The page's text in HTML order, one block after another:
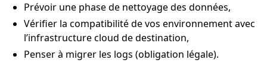
Prévoir une phase de nettoyage des données,
Vérifier la compatibilité de vos environnement avec
l’infrastructure cloud de destination,
Penser à migrer les logs (obligation légale).